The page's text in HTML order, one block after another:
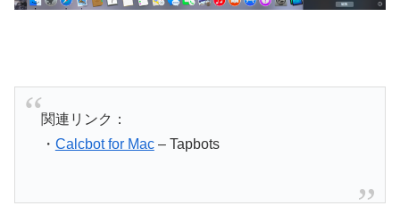
関連リンク：
・ Calcbot for Mac– Tapbots